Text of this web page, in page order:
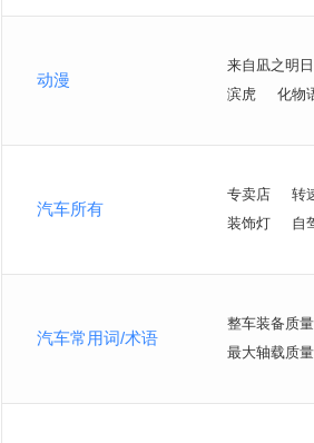
动漫
来自凪之明日
滨虎
化物
汽车所有
专卖店 转
装饰灯
自
汽车常用词/术语
整车装备质量
最大轴载质量